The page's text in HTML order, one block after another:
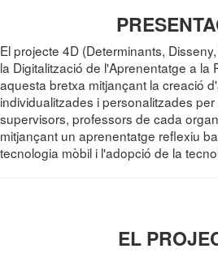
El projecte 4D (Determinants,
la Digitalització de l'Aprenentatge a la
aquesta bretxa mitjançant la creació
individualitzades i personalitzades
supervisors, professors de cada
mitjançant un aprenentatge reflexiu
tecnologia mòbil i l'adopció de la
EL